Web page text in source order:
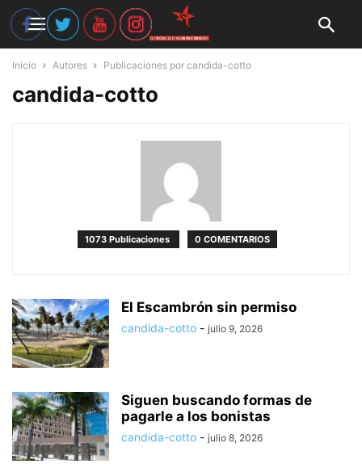
Inicio Autores Publicaciones por candida-cotto
candida-cotto
1073 Publicaciones 0 COMENTARIOS
El Escambrón sin permiso
candida-cotto - julio 9, 2026
Siguen buscando formas de
pagarle a los bonistas
candida-cotto - julio 8, 2026